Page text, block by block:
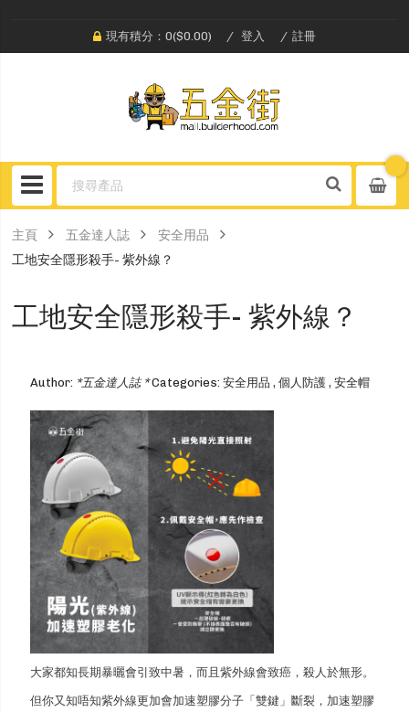
現有積分：0($0.00) 登入 註冊
主頁 五金達人誌
安全用品
工地安全隱形殺手- 紫外線？
工地安全隱形殺手- 紫外線？
Author: *五金達人誌 * Categories: 安全用品,個人防護,安全帽
大家都知長期暴曬會引致中暑，而且紫外線會致癌，殺人於無形。
但你又知唔知紫外線更加會加速塑膠分子「雙鍵」斷裂，加速塑膠